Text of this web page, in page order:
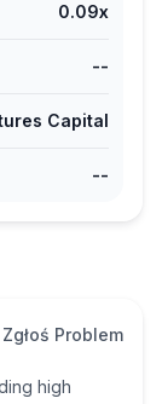
0.09x
--
Capital
--
Zgłoś Problem
high